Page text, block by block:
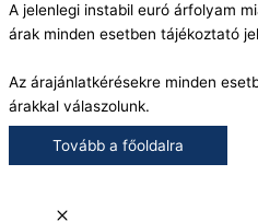
A jelenlegi instabil euró árfolyam
árak minden esetben tájékoztató
Az árajánlatkérésekre minden
árakkal válaszolunk.
Tovább a főoldalra